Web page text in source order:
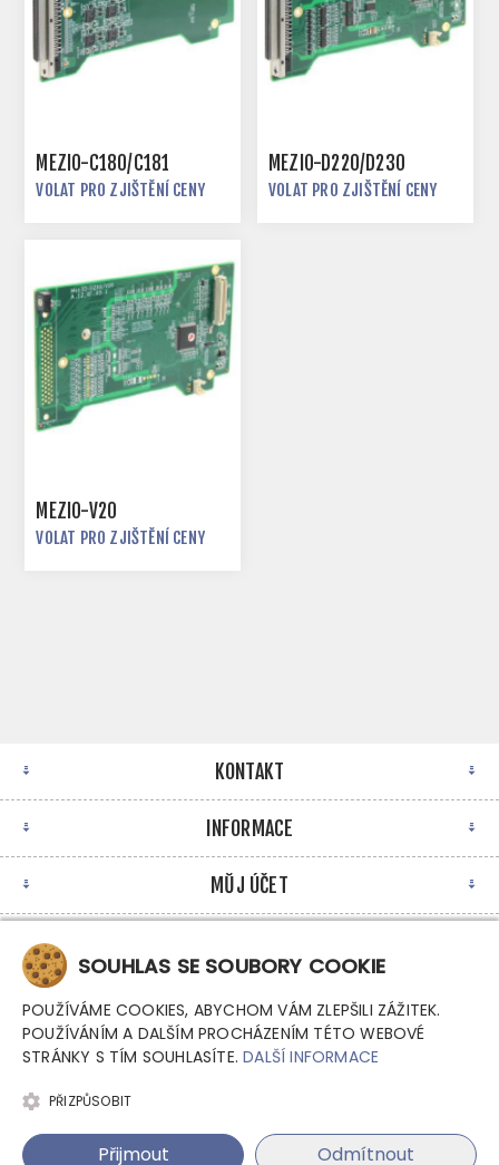
MEZIO-C180/C181
VOLAT PRO ZJIŠTĚNÍ CENY
MEZIO-D220/D230
VOLAT PRO ZJIŠTĚNÍ CENY
MEZIO-V20
VOLAT PRO ZJIŠTĚNÍ CENY
KONTAKT
INFORMACE
MŮJ ÚČET
Všechna práva vyhrazena.
SOUHLAS SE SOUBORY COOKIE
POUŽÍVÁME COOKIES, ABYCHOM VÁM ZLEPŠILI ZÁŽITEK.
POUŽÍVÁNÍM A DALŠÍM PROCHÁZENÍM TÉTO WEBOVÉ
STRÁNKY S TÍM SOUHLASÍTE.DALŠÍ INFORMACE
PŘIZPŮSOBIT
Přijmout Odmítnout